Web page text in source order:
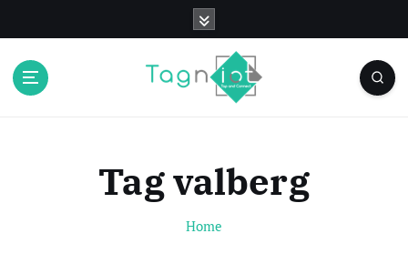
Tag valberg
Home